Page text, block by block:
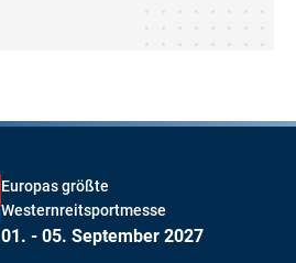
Europas größte
Westernreitsportmesse
01. - 05. September 2027